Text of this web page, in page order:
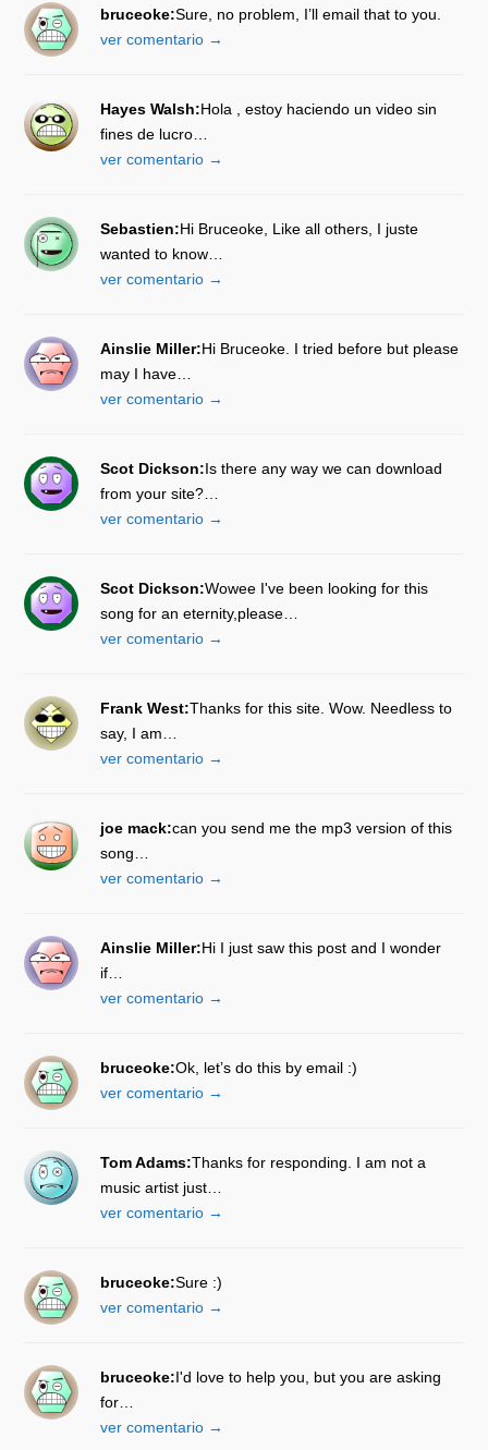
bruceoke:Sure, no problem, I’ll email that to you.
ver comentario →
Hayes Walsh:Hola , estoy haciendo un video sin
fines de lucro…
ver comentario →
Sebastien:Hi Bruceoke, Like all others, I juste
wanted to know…
ver comentario →
Ainslie Miller:Hi Bruceoke. I tried before but please
may I have…
ver comentario →
Scot Dickson:Is there any way we can download
from your site?…
ver comentario →
Scot Dickson:Wowee I've been looking for this
song for an eternity,please…
ver comentario →
Frank West:Thanks for this site. Wow. Needless to
say, I am…
ver comentario →
joe mack:can you send me the mp3 version of this
song…
ver comentario →
Ainslie Miller:Hi I just saw this post and I wonder
if…
ver comentario →
bruceoke:Ok, let’s do this by email :)
ver comentario →
Tom Adams:Thanks for responding. I am not a
music artist just…
ver comentario →
bruceoke:Sure :)
ver comentario →
bruceoke:I'd love to help you, but you are asking
for…
ver comentario →